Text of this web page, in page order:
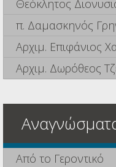
Θεόκλητος
π. Δαμασκηνός
Αρχιμ. Επιφάνιος
Αρχιμ. Δωρόθεος
Από το Γεροντικό